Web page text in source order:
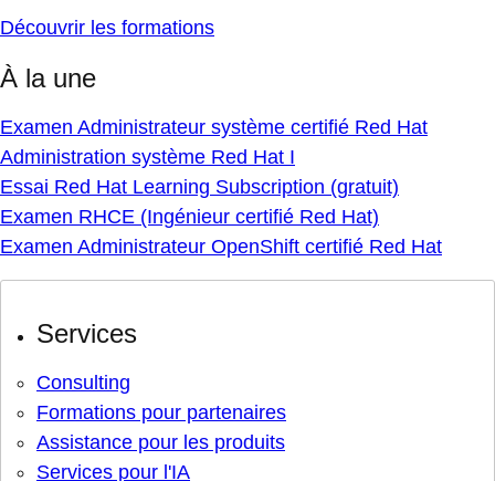
Découvrir les formations
À la une
Examen Administrateur système certifié Red Hat
Administration système Red Hat I
Essai Red Hat Learning Subscription (gratuit)
Examen RHCE (Ingénieur certifié Red Hat)
Examen Administrateur OpenShift certifié Red Hat
Services
Consulting
Formations pour partenaires
Assistance pour les produits
Services pour l'IA